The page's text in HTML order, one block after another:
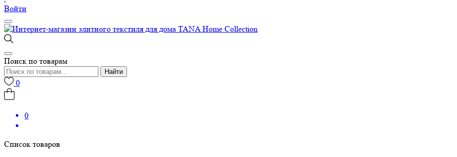
Войти
Поиск по товарам
Найти
0
0
Список товаров